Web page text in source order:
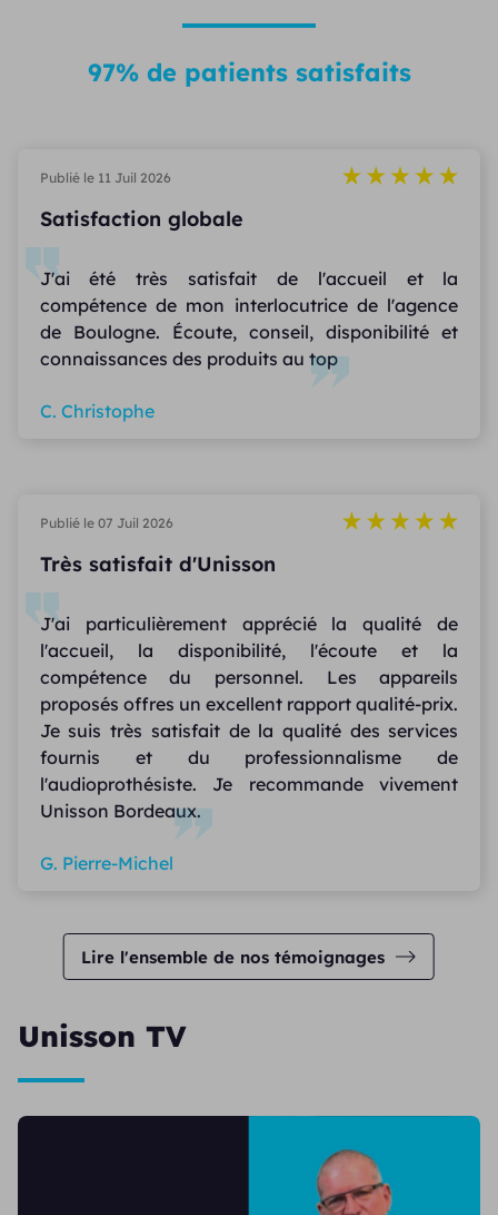
97% de patients satisfaits
Lire l'ensemble de nos témoignages
Publié le 11 Juil 2026
Satisfaction globale
J'ai été très satisfait de l'accueil et la
compétence de mon interlocutrice de l'agence
de Boulogne. Écoute, conseil, disponibilité et
connaissances des produits au top
C. Christophe
Publié le 07 Juil 2026
Très satisfait d'Unisson
J'ai particulièrement apprécié la qualité de
l'accueil, la disponibilité, l'écoute et la
compétence du personnel. Les appareils
proposés offres un excellent rapport qualité-prix.
Je suis très satisfait de la qualité des services
fournis et du professionnalisme de
l'audioprothésiste. Je recommande vivement
Unisson Bordeaux.
G. Pierre-Michel
Unisson TV